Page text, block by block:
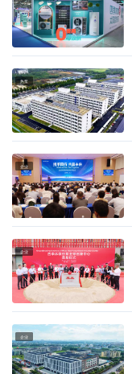
热泵
企业
企业
企业